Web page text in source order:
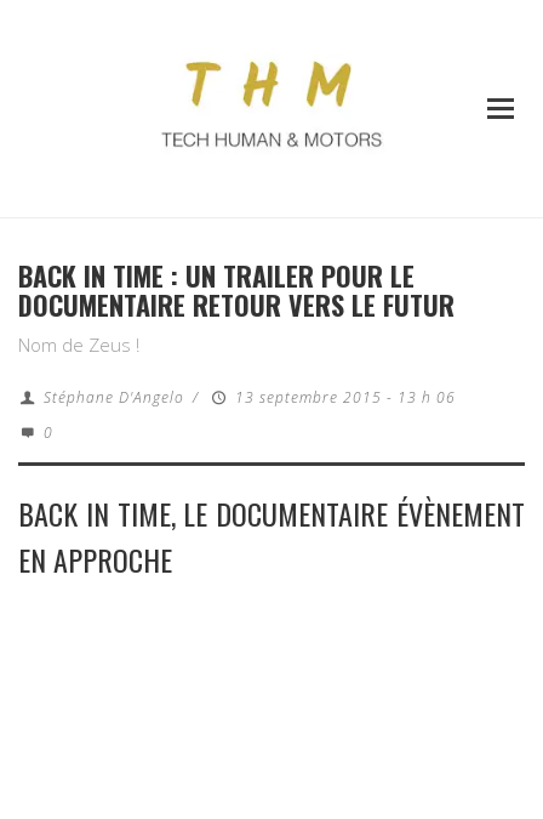
BACK IN TIME : UN TRAILER POUR LE
DOCUMENTAIRE RETOUR VERS LE FUTUR
Nom de Zeus !
Stéphane D'Angelo /
13 septembre 2015 - 13 h 06
0
BACK IN TIME, LE DOCUMENTAIRE ÉVÈNEMENT
EN APPROCHE